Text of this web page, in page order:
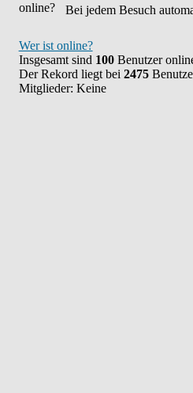
Bei jedem Besuch
Wer ist online?
Insgesamt sind 100Benutzer
Der Rekord liegt bei 2475
Mitglieder: Keine